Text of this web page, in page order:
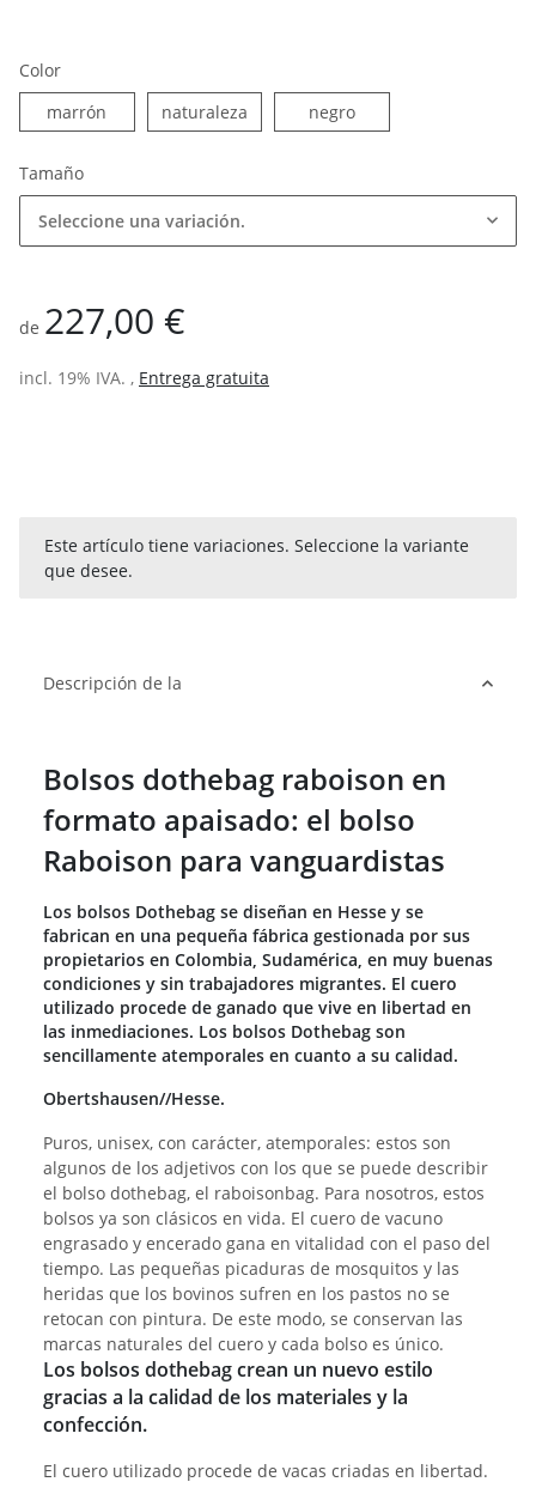
Color
marrón marrónnaturalezanaturalezanegronegro
Tamaño
Seleccione una variación.
de 227,00 €
incl. 19% IVA. , Entrega gratuita
x
Este artículo tiene variaciones. Seleccione la variante
que desee.
Descripción de la
Bolsos dothebag raboison en
formato apaisado: el bolso
Raboison para vanguardistas
Los bolsos Dothebag se diseñan en Hesse y se
fabrican en una pequeña fábrica gestionada por sus
propietarios en Colombia, Sudamérica, en muy buenas
condiciones y sin trabajadores migrantes. El cuero
utilizado procede de ganado que vive en libertad en
las inmediaciones. Los bolsos Dothebag son
sencillamente atemporales en cuanto a su calidad.
Obertshausen//Hesse.
Puros, unisex, con carácter, atemporales: estos son
algunos de los adjetivos con los que se puede describir
el bolso dothebag, el raboisonbag. Para nosotros, estos
bolsos ya son clásicos en vida. El cuero de vacuno
engrasado y encerado gana en vitalidad con el paso del
tiempo. Las pequeñas picaduras de mosquitos y las
heridas que los bovinos sufren en los pastos no se
retocan con pintura. De este modo, se conservan las
marcas naturales del cuero y cada bolso es único.
Los bolsos dothebag crean un nuevo estilo
gracias a la calidad de los materiales y la
confección.
El cuero utilizado procede de vacas criadas en libertad.